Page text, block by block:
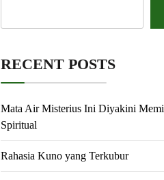
RECENT POSTS
Mata Air Misterius Ini Diyakini
Spiritual
Rahasia Kuno yang Terkubur